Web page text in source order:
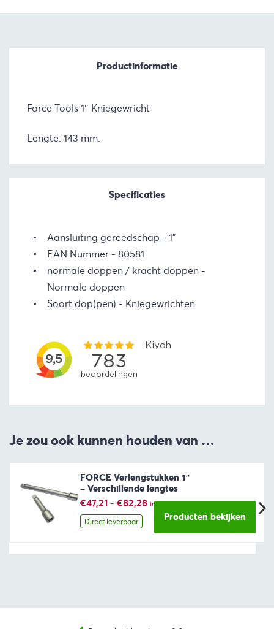
Productinformatie
Force Tools 1″ Kniegewricht
Lengte: 143 mm.
Specificaties
Aansluiting gereedschap
1"
EAN Nummer
80581
normale doppen / kracht doppen
Normale doppen
Soort dop(pen)
Kniegewrichten
Je zou ook kunnen houden van …
FORCE Verlengstukken 1″
– Verschillende lengtes
€47,21 - €82,28Prijsklasse:
€47,21
€82,28
incl. BTW
Direct leverbaar Producten bekijken